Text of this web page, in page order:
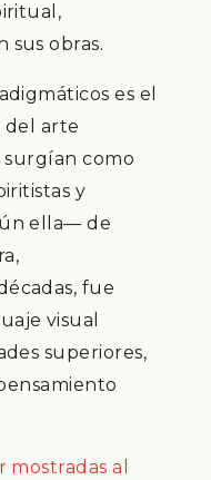
sus obras.
es el
del arte
surgían como
y
ella— de
fue
visual
superiores,
mostradas al